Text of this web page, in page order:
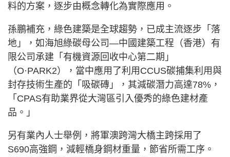
料的方案，逐步由概念轉化為實際應用。
孫鵬補充，綠色建築是全球趨勢，已成主流逐步「落
地」，如海旭綠碳母公司—中國建築工程（香港）有
限公司承建「有機資源回收中心第二期」
（O·PARK2），當中應用了利用CCUS碳捕集利用與
封存技術生產的「吸碳磚」，其減碳潛力高達78%，
「CPAS有助業界從大灣區引入優秀的綠色建材產
品。」
另有業內人士舉例，將軍澳跨灣大橋主跨採用了
S690高強鋼，減輕橋身鋼材重量，節省所需工序。